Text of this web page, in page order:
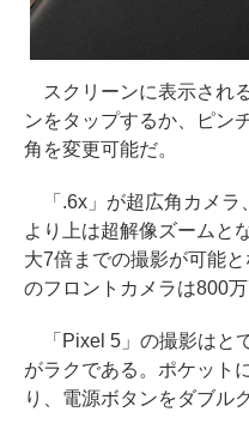
スクリーンに表示され
ンをタップするか、ピン
角を変更可能だ。
「.6x」が超広角カメラ
より上は超解像ズームと
大7倍までの撮影が可能
のフロントカメラは800万
「Pixel 5」の撮影はと
がラクである。ポケット
り、電源ボタンをダブル